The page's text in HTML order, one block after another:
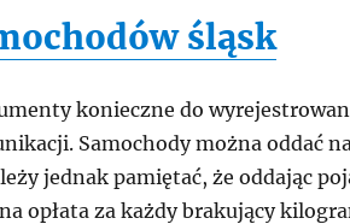
śląsk
konieczne do
Samochody można oddać
jednak pamiętać, że oddając
opłata za każdy brakujący